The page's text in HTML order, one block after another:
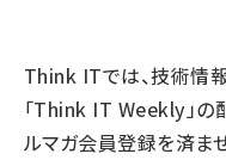
Think ITでは、技術情
「Think IT Weekly」の
ルマガ会員登録を済ま